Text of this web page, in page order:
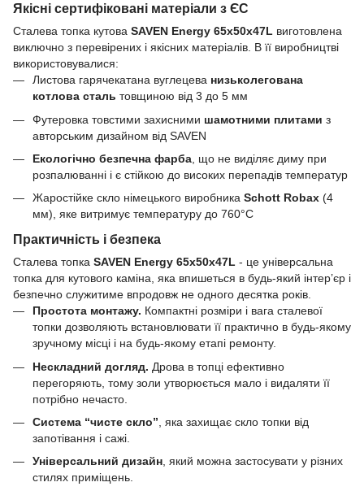
Якісні сертифіковані матеріали з ЄС
Сталева топка кутова SAVEN Energy 65х50х47L виготовлена
виключно з перевірених і якісних матеріалів. В її виробництві
використовувалися:
Листова гарячекатана вуглецева низьколегована
котлова сталь товщиною від 3 до 5 мм
Футеровка товстими захисними шамотними плитами з
авторським дизайном від SAVEN
Екологічно безпечна фарба , що не виділяє диму при
розпалюванні і є стійкою до високих перепадів температур
Жаростійке скло німецького виробника Schott Robax (4
мм), яке витримує температуру до 760°C
Практичність і безпека
Сталева топка SAVEN Energy 65х50х47L - це універсальна
топка для кутового каміна, яка впишеться в будь-який інтер’єр і
безпечно служитиме впродовж не одного десятка років.
Простота монтажу. Компактні розміри і вага сталевої
топки дозволяють встановлювати її практично в будь-якому
зручному місці і на будь-якому етапі ремонту.
Нескладний догляд. Дрова в топці ефективно
перегоряють, тому золи утворюється мало і видаляти її
потрібно нечасто.
Система “чисте скло” , яка захищає скло топки від
запотівання і сажі.
Універсальний дизайн, який можна застосувати у різних
стилях приміщень.